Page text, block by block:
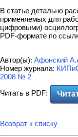
В статье детально
применяемых для
цифровыми)
PDF-формате по
Автор(ы): Афонский
Номер журнала:
2008 № 2
Читать в PDF:
Возврат к списку